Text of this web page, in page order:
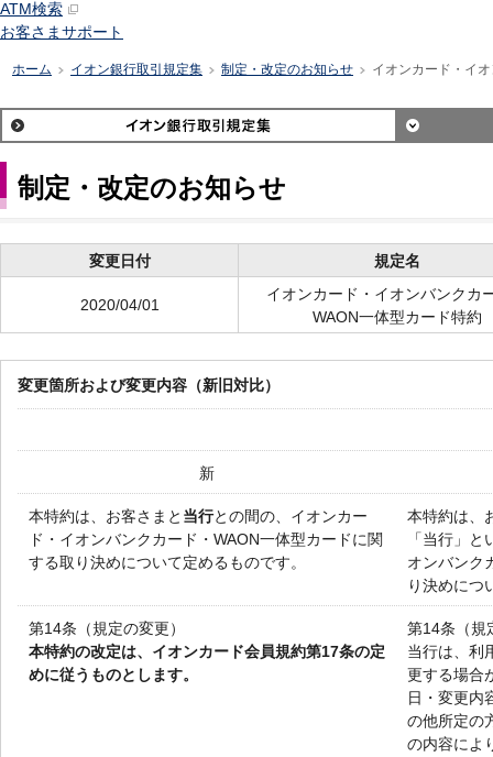
ATM検索
お客さまサポート
ホーム >イオン銀行取引規定集 >制定・改定のお知らせ イオンカード・イ
制定・改定のお知らせ
変更日付 規定名
2020/04/01
イオンカード・イオンバンクカ
WAON一体型カード特約
変更箇所および変更内容（新旧対比）
新
本特約は、お客さまと 当行との間の、イオンカー
ド・イオンバンクカード・WAON一体型カードに関
する取り決めについて定めるものです。
本特約は、
「当行」
オンバンク
り決めにつ
第14条（規定の変更）
本特約の改定は、イオンカード会員規約第17条の定
めに従うものとします。
第14条（規
当行は、利
更する場合
日・変更内
の他所定の
の内容によ